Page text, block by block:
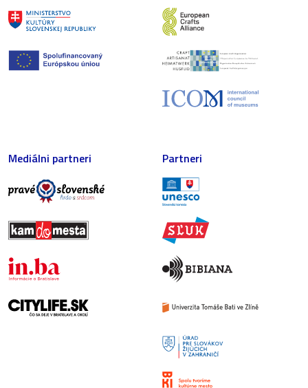
Mediálni partneri Partneri